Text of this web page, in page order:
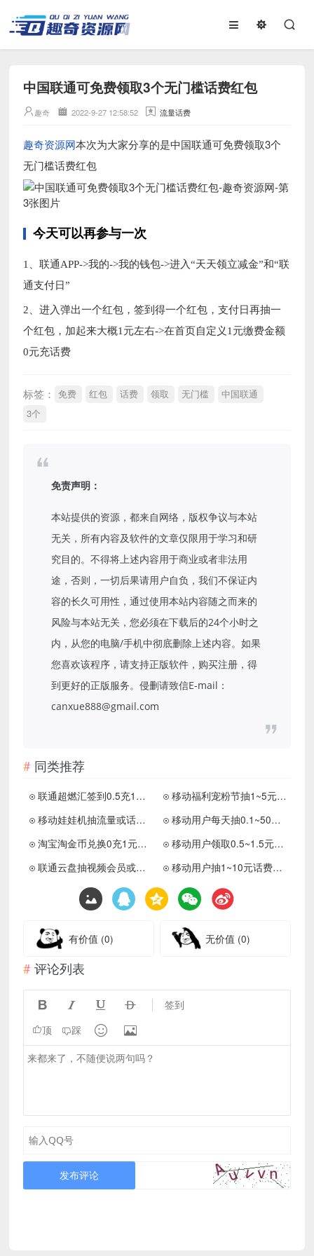
中国联通可免费领取3个无门槛话费红包
趣奇 2022-9-27 12:58:52 流量话费
趣奇资源网本次为大家分享的是中国联通可免费领取3个
无门槛话费红包
今天可以再参与一次
1、联通APP->我的->我的钱包->进入“天天领立减金”和“联
通支付日”
2、进入弹出一个红包，签到得一个红包，支付日再抽一
个红包，加起来大概1元左右->在首页自定义1元缴费金额
0元充话费
标签： 免费 红包 话费 领取 无门槛
中国联通
3个
免责声明：
本站提供的资源，都来自网络，版权争议与本站
无关，所有内容及软件的文章仅限用于学习和研
究目的。不得将上述内容用于商业或者非法用
途，否则，一切后果请用户自负，我们不保证内
容的长久可用性，通过使用本站内容随之而来的
风险与本站无关，您必须在下载后的24个小时之
内，从您的电脑/手机中彻底删除上述内容。如果
您喜欢该程序，请支持正版软件，购买注册，得
到更好的正版服务。侵删请致信E-mail：
canxue888@gmail.com
同类推荐
联通超燃汇签到0.5充1元话费
移动福利宠粉节抽1~5元话费
移动娃娃机抽流量或话费加赠券
移动用户每天抽0.1~50元话费券
淘宝淘金币兑换0充1元电信话费
移动用户领取0.5~1.5元话费
联通云盘抽视频会员或话费等
移动用户抽1~10元话费加赠券
有价值 (0) 无价值 (0)
评论列表
    签到
顶 踩  
发布评论